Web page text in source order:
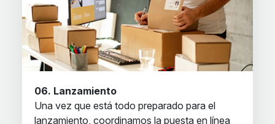
06. Lanzamiento
Una vez que está todo preparado para el
lanzamiento, coordinamos la puesta en línea